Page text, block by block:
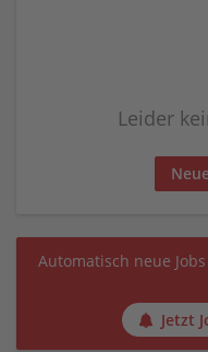
Leider
Automatisch neue
Jetzt